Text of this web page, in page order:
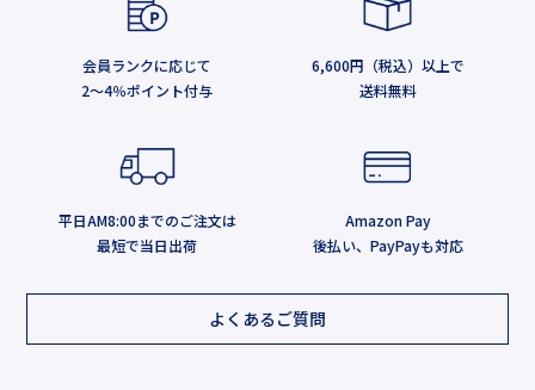
会員ランクに応じて
2～4％ポイント付与
6,600円（税込）以上で
送料無料
平日AM8:00までのご注文は
最短で当日出荷
Amazon Pay
後払い、PayPayも対応
よくあるご質問